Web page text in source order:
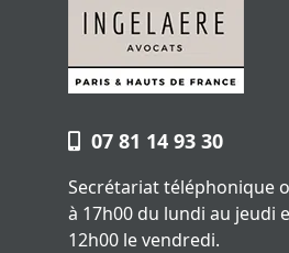
07 81 14 93 30
Secrétariat téléphonique
à 17h00 du lundi au jeudi
12h00 le vendredi.